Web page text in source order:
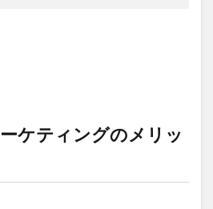
ケティングのメリッ